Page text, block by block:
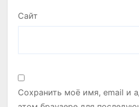
Сайт
Сохранить моё имя, email и